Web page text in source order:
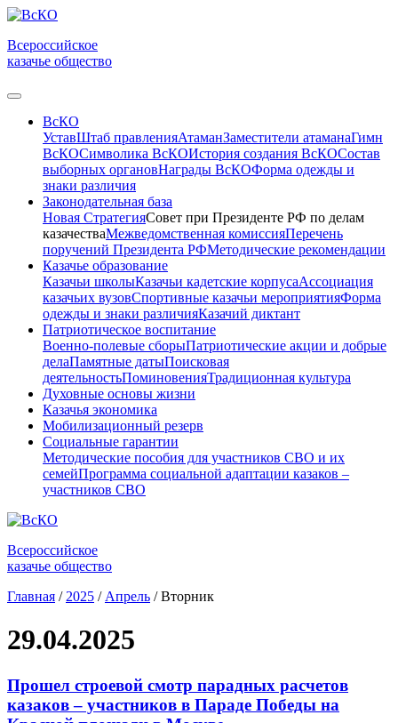
Всероссийское
казачье общество
ВсКО
УставШтаб правленияАтаманЗаместители атаманаГимн
ВсКОСимволика ВсКОИстория создания ВсКОСостав
выборных органовНаграды ВсКОФорма одежды и
знаки различия
Законодательная база
Новая СтратегияСовет при Президенте РФ по делам
казачестваМежведомственная комиссияПеречень
поручений Президента РФМетодические рекомендации
Казачье образование
Казачьи школыКазачьи кадетские корпусаАссоциация
казачьих вузовСпортивные казачьи мероприятияФорма
одежды и знаки различияКазачий диктант
Патриотическое воспитание
Военно-полевые сборыПатриотические акции и добрые
делаПамятные датыПоисковая
деятельностьПоминовенияТрадиционная культура
Духовные основы жизни
Казачья экономика
Мобилизационный резерв
Социальные гарантии
Методические пособия для участников СВО и их
семейПрограмма социальной адаптации казаков –
участников СВО
Всероссийское
казачье общество
Главная / 2025 / Апрель /Вторник
29.04.2025
Прошел строевой смотр парадных расчетов
казаков – участников в Параде Победы на